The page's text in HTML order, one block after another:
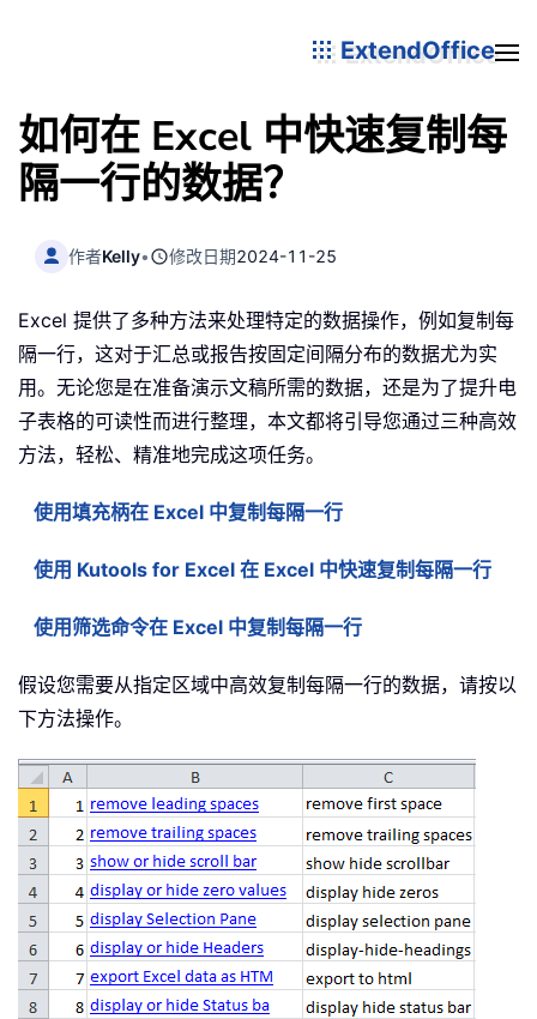
ExtendOffice
如何在 Excel 中快速复制每
隔一行的数据？
作者Kelly• 修改日期2024-11-25
Excel 提供了多种方法来处理特定的数据操作，例如复制每
隔一行，这对于汇总或报告按固定间隔分布的数据尤为实
用。无论您是在准备演示文稿所需的数据，还是为了提升电
子表格的可读性而进行整理，本文都将引导您通过三种高效
方法，轻松、精准地完成这项任务。
使用填充柄在 Excel 中复制每隔一行
使用 Kutools for Excel 在 Excel 中快速复制每隔一行
使用筛选命令在 Excel 中复制每隔一行
假设您需要从指定区域中高效复制每隔一行的数据，请按以
下方法操作。